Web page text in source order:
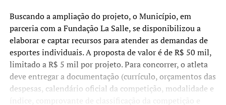
Buscando a ampliação do projeto, o Município, em
parceria com a Fundação La Salle, se disponibilizou a
elaborar e captar recursos para atender as demandas de
esportes individuais. A proposta de valor é de R$ 50 mil,
limitado a R$ 5 mil por projeto. Para concorrer, o atleta
deve entregar a documentação (currículo, orçamentos das
despesas, calendário oficial da competição, modalidade e